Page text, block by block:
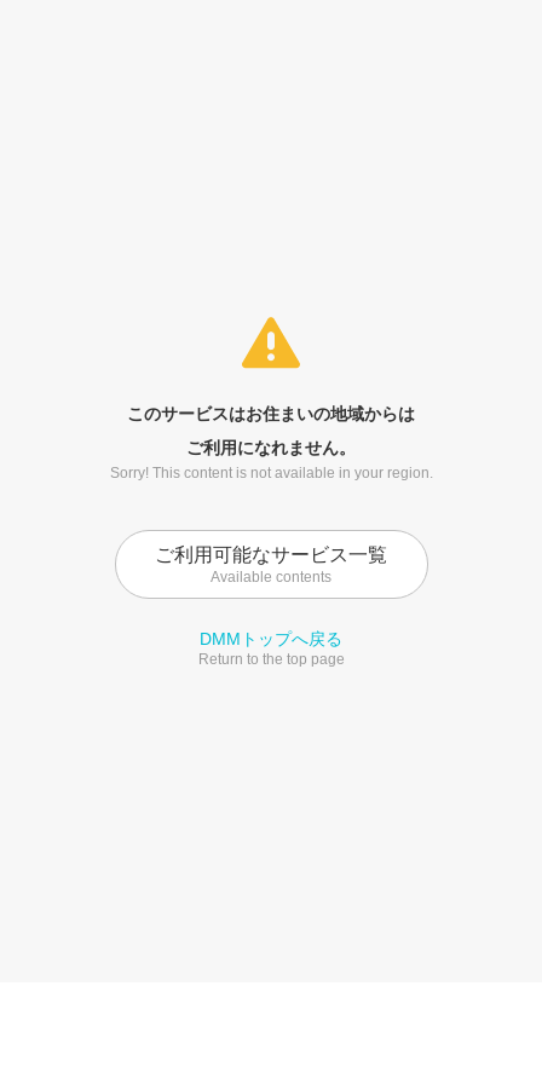
このサービスはお住まいの地域からは
ご利用になれません。
Sorry! This content is not available in your region.
ご利用可能なサービス一覧
Available contents
DMMトップへ戻る
Return to the top page